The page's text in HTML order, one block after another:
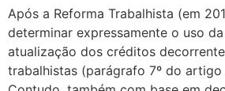
Após a Reforma Trabalhista (em
determinar expressamente o uso da
atualização dos créditos
trabalhistas (parágrafo 7º do artigo